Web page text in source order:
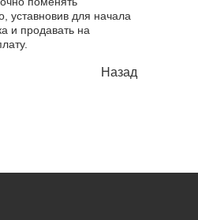
уставновив для начала
и продавать на
Назад